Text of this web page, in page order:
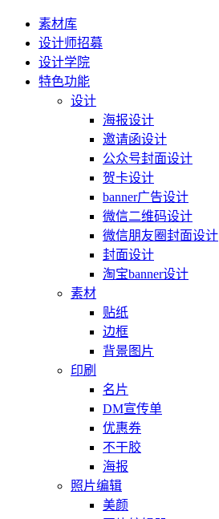
素材库
设计师招募
设计学院
特色功能
设计
海报设计
邀请函设计
公众号封面设计
贺卡设计
banner广告设计
微信二维码设计
微信朋友圈封面设计
封面设计
淘宝banner设计
素材
贴纸
边框
背景图片
印刷
名片
DM宣传单
优惠券
不干胶
海报
照片编辑
美颜